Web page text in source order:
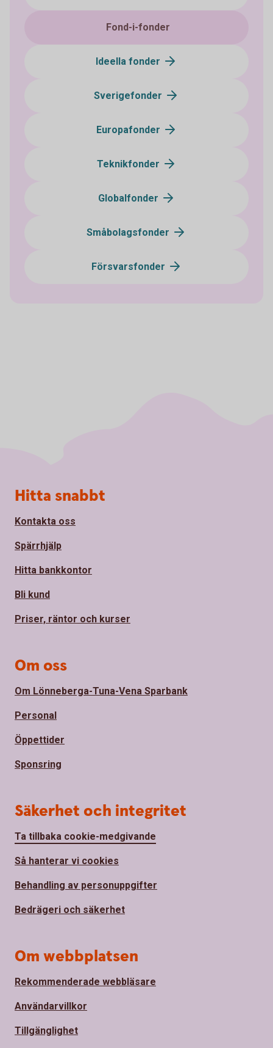
Fond-i-fonder
Ideella fonder
Sverigefonder
Europafonder
Teknikfonder
Globalfonder
Småbolagsfonder
Försvarsfonder
Sidfot
Hitta snabbt
Kontakta oss
Spärrhjälp
Hitta bankkontor
Bli kund
Priser, räntor och kurser
Om oss
Om Lönneberga-Tuna-Vena Sparbank
Personal
Öppettider
Sponsring
Säkerhet och integritet
Ta tillbaka cookie-medgivande
Så hanterar vi cookies
Behandling av personuppgifter
Bedrägeri och säkerhet
Om webbplatsen
Rekommenderade webbläsare
Användarvillkor
Tillgänglighet